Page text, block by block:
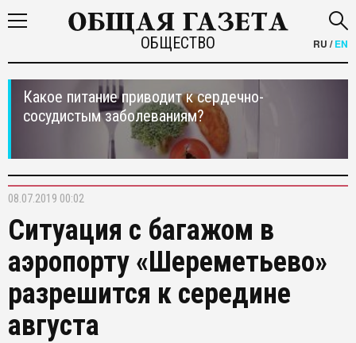
ОБЩЕСТВО RU /EN
Какое питание приводит к сердечно-
сосудистым заболеваниям?
08.07.2019 00:02
Ситуация с багажом в
аэропорту «Шереметьево»
разрешится к середине
августа